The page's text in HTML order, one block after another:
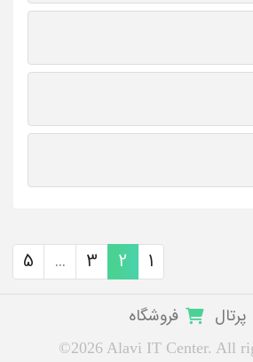
1
2
3
...
5
پرتال فروشگاه
©2026 Alavi IT Center. All